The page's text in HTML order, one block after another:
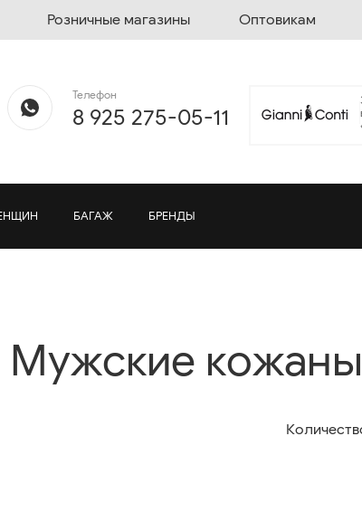
Розничные магазины Оптовикам
Телефон
8 925 275-05-11
БАГАЖ БРЕНДЫ
Мужские